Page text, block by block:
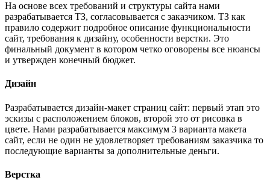
На основе всех требований и структуры сайта нами
разрабатывается ТЗ, согласовывается с заказчиком. ТЗ как
правило содержит подробное описание функциональности
сайт, требования к дизайну, особенности верстки. Это
финальный документ в котором четко оговорены все нюансы
и утвержден конечный бюджет.
Дизайн
Разрабатывается дизайн-макет страниц сайт: первый этап это
эскизы с расположением блоков, второй это от рисовка в
цвете. Нами разрабатывается максимум 3 варианта макета
сайт, если не один не удовлетворяет требованиям заказчика то
последующие варианты за дополнительные деньги.
Верстка